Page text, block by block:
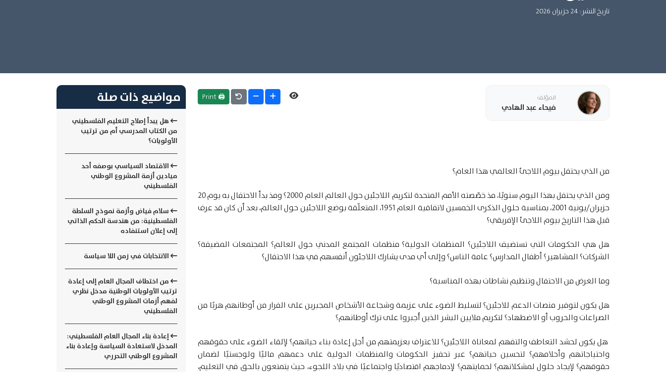
تاريخ النشر: 24 حزيران 2026
المؤلف
فيحاء عبد الهادي
🖨 Print
من الذي يحتفل بيوم اللاجئ العالمي هذا العام؟
ومن الذي يحتفل بهذا اليوم سنويًا، مذ خصّصته الأمم المتحدة لتكريم اللاجئين حول العالم العام 2000؟ ومذ بدأ الاحتفال به يوم 20
حزيران/يونية 2001، بمناسبة حلول الذكرى الخمسين لاتفاقية العام 1951، المتعلّقة بوضع اللاجئين حول العالم، بعد أن كان قد عرف
قبل هذا التاريخ بيوم اللاجئ الإفريقي؟
هل هي الحكومات التي تستضيف اللاجئين؟ المنظمات الدولية؟ منظمات المجتمع المدني حول العالم؟ المجتمعات المضيفة؟
الشركات؟ المشاهير؟ أطفال المدارس؟ عامة الناس؟ وإلى أي مدى يشارك اللاجئون أنفسهم في هذا الاحتفال؟
وما الغرض من الاحتفال وتنظيم نشاطات بهذه المناسبة؟
هل يكون لتوفير منصات الدعم للاجئين؟ لتسليط الضوء على عزيمة وشجاعة الأشخاص المجبرين على الفرار من أوطانهم هربًا من
الصراعات والحروب أو الاضطهاد؟ لتكريم ملايين البشر الذين أُجبروا على ترك أوطانهم؟
هل يكون لحشد التعاطف والتفهم لمعاناة اللاجئين؟ للاعتراف بعزيمتهم من أجل إعادة بناء حياتهم؟ لإلقاء الضوء على حقوقهم
واحتياجاتهم وأحلامهم؟ لتحسين حياتهم؟ عبر تحفيز الحكومات والمنظمات الدولية على دعمهم ماليًا ولوجستيًا لضمان
حقوقهم؟ لإيجاد حلول لمشكلاتهم؟ لحمايتهم؟ لإدماجهم اقتصاديًا واجتماعيًا في بلاد اللجوء، حيث يتمتعون بالحق في التعليم،
مواضيع ذات صلة
هل يبدأ إصلاح التعليم الفلسطيني
من الكتاب المدرسي أم من ترتيب
الأولويات؟
الاقتصاد السياسي بوصفه أحد
ميادين أزمة المشروع الوطني
الفلسطيني
سلام فياض وأزمة نموذج السلطة
الفلسطينية: من هندسة الحكم الذاتي
إلى إعلان استنفاده
الانتخابات في زمن اللا سياسة
من اختطاف المجال العام إلى إعادة
ترتيب الأولويات الوطنية مدخل نظري
لفهم أزمات المشروع الوطني
الفلسطيني
إعادة بناء المجال العام الفلسطيني:
المدخل لاستعادة السياسة وإعادة بناء
المشروع الوطني التحرري